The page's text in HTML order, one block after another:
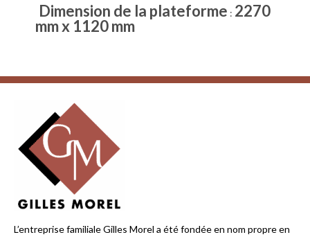
Dimension de la plateforme : 2270
mm x 1120 mm
L’entreprise familiale Gilles Morel a été fondée en nom propre en